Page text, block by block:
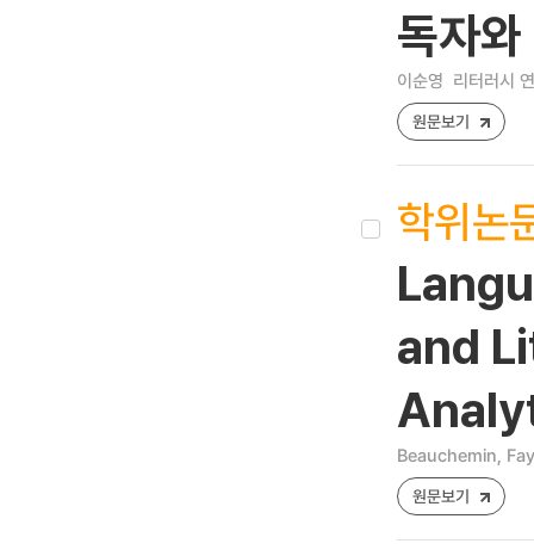
독자
이순영 리터러시
원문보기
학위논
and
Beauchemin,
원문보기